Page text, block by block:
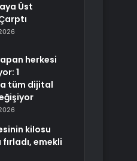
Üst
herkesi
1
tüm dijital
kilosu
emekli